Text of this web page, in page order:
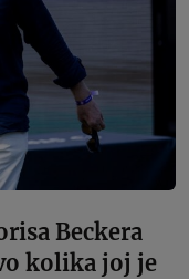
Beckera
kolika joj je